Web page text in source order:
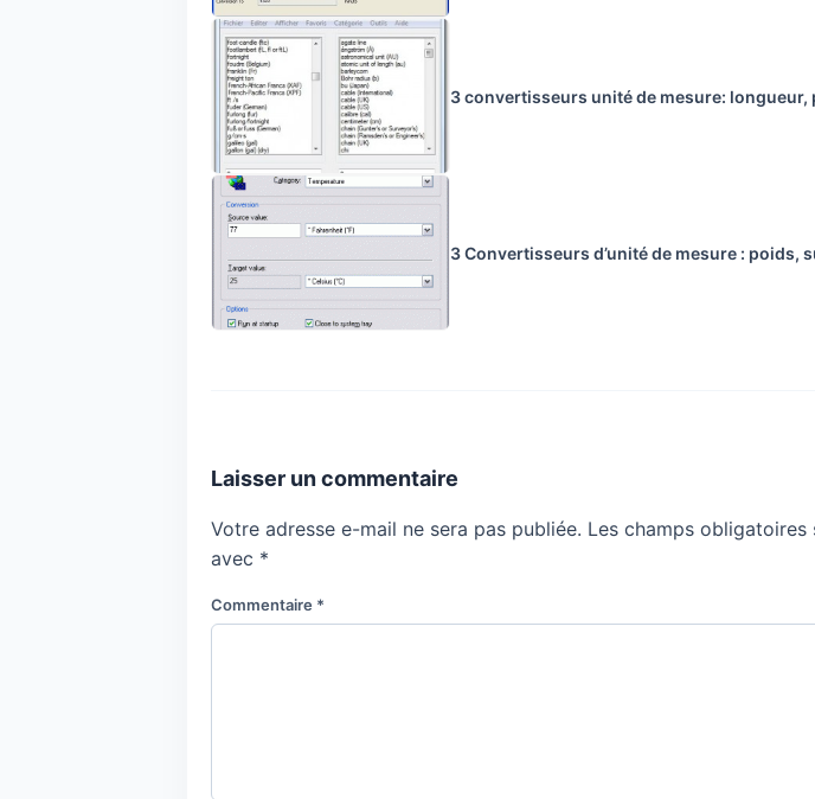
3 convertisseurs unité de mesure: longueur,
3 Convertisseurs d’unité de mesure : poids,
Laisser un commentaire
Votre adresse e-mail ne sera pas publiée. Les champs obligatoires
avec *
Commentaire *